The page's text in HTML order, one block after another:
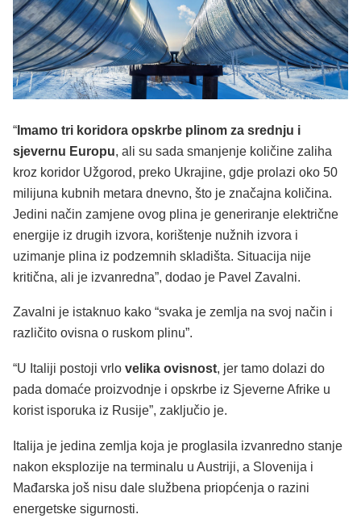
“ Imamo tri koridora opskrbe plinom za srednju i
sjevernu Europu, ali su sada smanjenje količine zaliha
kroz koridor Užgorod, preko Ukrajine, gdje prolazi oko 50
milijuna kubnih metara dnevno, što je značajna količina.
Jedini način zamjene ovog plina je generiranje električne
energije iz drugih izvora, korištenje nužnih izvora i
uzimanje plina iz podzemnih skladišta. Situacija nije
kritična, ali je izvanredna”, dodao je Pavel Zavalni.
Zavalni je istaknuo kako “svaka je zemlja na svoj način i
različito ovisna o ruskom plinu”.
“U Italiji postoji vrlo velika ovisnost, jer tamo dolazi do
pada domaće proizvodnje i opskrbe iz Sjeverne Afrike u
korist isporuka iz Rusije”, zaključio je.
Italija je jedina zemlja koja je proglasila izvanredno stanje
nakon eksplozije na terminalu u Austriji, a Slovenija i
Mađarska još nisu dale službena priopćenja o razini
energetske sigurnosti.